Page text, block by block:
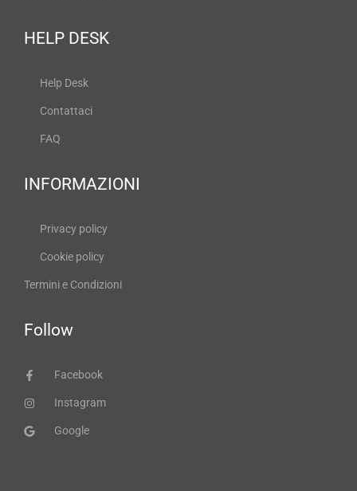
HELP DESK
Help Desk
Contattaci
FAQ
INFORMAZIONI
Privacy policy
Cookie policy
Termini e Condizioni
Follow
Facebook
Instagram
Google